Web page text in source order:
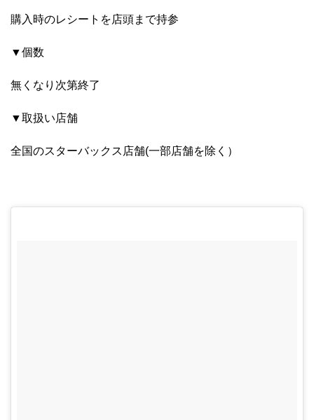
購入時のレシートを店頭まで持参
▼個数
無くなり次第終了
▼取扱い店舗
全国のスターバックス店舗(一部店舗を除く）